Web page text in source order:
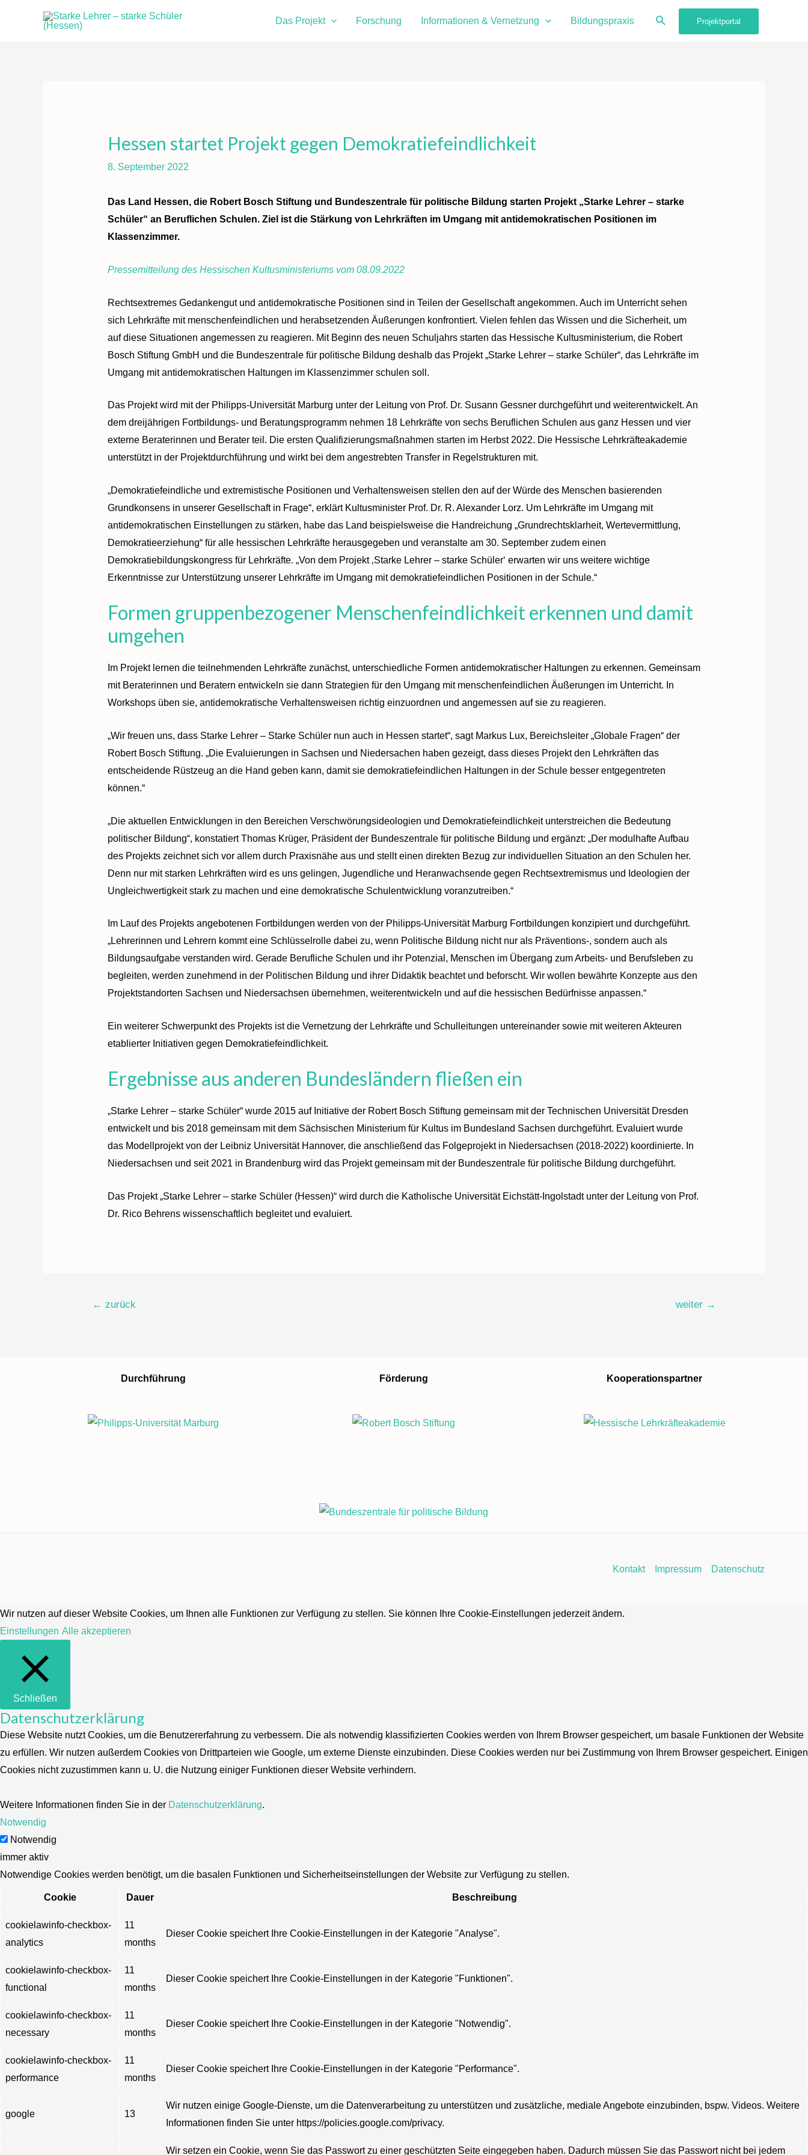
Das Projekt Forschung Informationen & Vernetzung Bildungspraxis Suche Projektportal
Hessen startet Projekt gegen Demokratiefeindlichkeit
8. September 2022
Das Land Hessen, die Robert Bosch Stiftung und Bundeszentrale für politische Bildung starten Projekt „Starke Lehrer – starke
Schüler“ an Beruflichen Schulen. Ziel ist die Stärkung von Lehrkräften im Umgang mit antidemokratischen Positionen im
Klassenzimmer.
Pressemitteilung des Hessischen Kultusministeriums vom 08.09.2022
Rechtsextremes Gedankengut und antidemokratische Positionen sind in Teilen der Gesellschaft angekommen. Auch im Unterricht sehen
sich Lehrkräfte mit menschenfeindlichen und herabsetzenden Äußerungen konfrontiert. Vielen fehlen das Wissen und die Sicherheit, um
auf diese Situationen angemessen zu reagieren. Mit Beginn des neuen Schuljahrs starten das Hessische Kultusministerium, die Robert
Bosch Stiftung GmbH und die Bundeszentrale für politische Bildung deshalb das Projekt „Starke Lehrer – starke Schüler“, das Lehrkräfte im
Umgang mit antidemokratischen Haltungen im Klassenzimmer schulen soll.
Das Projekt wird mit der Philipps-Universität Marburg unter der Leitung von Prof. Dr. Susann Gessner durchgeführt und weiterentwickelt. An
dem dreijährigen Fortbildungs- und Beratungsprogramm nehmen 18 Lehrkräfte von sechs Beruflichen Schulen aus ganz Hessen und vier
externe Beraterinnen und Berater teil. Die ersten Qualifizierungsmaßnahmen starten im Herbst 2022. Die Hessische Lehrkräfteakademie
unterstützt in der Projektdurchführung und wirkt bei dem angestrebten Transfer in Regelstrukturen mit.
„Demokratiefeindliche und extremistische Positionen und Verhaltensweisen stellen den auf der Würde des Menschen basierenden
Grundkonsens in unserer Gesellschaft in Frage“, erklärt Kultusminister Prof. Dr. R. Alexander Lorz. Um Lehrkräfte im Umgang mit
antidemokratischen Einstellungen zu stärken, habe das Land beispielsweise die Handreichung „Grundrechtsklarheit, Wertevermittlung,
Demokratieerziehung“ für alle hessischen Lehrkräfte herausgegeben und veranstalte am 30. September zudem einen
Demokratiebildungskongress für Lehrkräfte. „Von dem Projekt ‚Starke Lehrer – starke Schüler‘ erwarten wir uns weitere wichtige
Erkenntnisse zur Unterstützung unserer Lehrkräfte im Umgang mit demokratiefeindlichen Positionen in der Schule.“
Formen gruppenbezogener Menschenfeindlichkeit erkennen und damit
umgehen
Im Projekt lernen die teilnehmenden Lehrkräfte zunächst, unterschiedliche Formen antidemokratischer Haltungen zu erkennen. Gemeinsam
mit Beraterinnen und Beratern entwickeln sie dann Strategien für den Umgang mit menschenfeindlichen Äußerungen im Unterricht. In
Workshops üben sie, antidemokratische Verhaltensweisen richtig einzuordnen und angemessen auf sie zu reagieren.
„Wir freuen uns, dass Starke Lehrer – Starke Schüler nun auch in Hessen startet“, sagt Markus Lux, Bereichsleiter „Globale Fragen“ der
Robert Bosch Stiftung. „Die Evaluierungen in Sachsen und Niedersachen haben gezeigt, dass dieses Projekt den Lehrkräften das
entscheidende Rüstzeug an die Hand geben kann, damit sie demokratiefeindlichen Haltungen in der Schule besser entgegentreten
können.“
„Die aktuellen Entwicklungen in den Bereichen Verschwörungsideologien und Demokratiefeindlichkeit unterstreichen die Bedeutung
politischer Bildung“, konstatiert Thomas Krüger, Präsident der Bundeszentrale für politische Bildung und ergänzt: „Der modulhafte Aufbau
des Projekts zeichnet sich vor allem durch Praxisnähe aus und stellt einen direkten Bezug zur individuellen Situation an den Schulen her.
Denn nur mit starken Lehrkräften wird es uns gelingen, Jugendliche und Heranwachsende gegen Rechtsextremismus und Ideologien der
Ungleichwertigkeit stark zu machen und eine demokratische Schulentwicklung voranzutreiben.“
Im Lauf des Projekts angebotenen Fortbildungen werden von der Philipps-Universität Marburg Fortbildungen konzipiert und durchgeführt.
„Lehrerinnen und Lehrern kommt eine Schlüsselrolle dabei zu, wenn Politische Bildung nicht nur als Präventions-, sondern auch als
Bildungsaufgabe verstanden wird. Gerade Berufliche Schulen und ihr Potenzial, Menschen im Übergang zum Arbeits- und Berufsleben zu
begleiten, werden zunehmend in der Politischen Bildung und ihrer Didaktik beachtet und beforscht. Wir wollen bewährte Konzepte aus den
Projektstandorten Sachsen und Niedersachsen übernehmen, weiterentwickeln und auf die hessischen Bedürfnisse anpassen.“
Ein weiterer Schwerpunkt des Projekts ist die Vernetzung der Lehrkräfte und Schulleitungen untereinander sowie mit weiteren Akteuren
etablierter Initiativen gegen Demokratiefeindlichkeit.
Ergebnisse aus anderen Bundesländern fließen ein
„Starke Lehrer – starke Schüler“ wurde 2015 auf Initiative der Robert Bosch Stiftung gemeinsam mit der Technischen Universität Dresden
entwickelt und bis 2018 gemeinsam mit dem Sächsischen Ministerium für Kultus im Bundesland Sachsen durchgeführt. Evaluiert wurde
das Modellprojekt von der Leibniz Universität Hannover, die anschließend das Folgeprojekt in Niedersachsen (2018-2022) koordinierte. In
Niedersachsen und seit 2021 in Brandenburg wird das Projekt gemeinsam mit der Bundeszentrale für politische Bildung durchgeführt.
Das Projekt „Starke Lehrer – starke Schüler (Hessen)“ wird durch die Katholische Universität Eichstätt-Ingolstadt unter der Leitung von Prof.
Dr. Rico Behrens wissenschaftlich begleitet und evaluiert.
Beitragsnavigation
← zurück weiter →
Durchführung Förderung Kooperationspartner
Kontakt Impressum Datenschutz
Wir nutzen auf dieser Website Cookies, um Ihnen alle Funktionen zur Verfügung zu stellen. Sie können Ihre Cookie-Einstellungen jederzeit ändern.
Einstellungen Alle akzeptieren
Schließen
Datenschutzerklärung
Diese Website nutzt Cookies, um die Benutzererfahrung zu verbessern. Die als notwendig klassifizierten Cookies werden von Ihrem Browser gespeichert, um basale Funktionen der Website
zu erfüllen. Wir nutzen außerdem Cookies von Drittparteien wie Google, um externe Dienste einzubinden. Diese Cookies werden nur bei Zustimmung von Ihrem Browser gespeichert. Einigen
Cookies nicht zuzustimmen kann u. U. die Nutzung einiger Funktionen dieser Website verhindern.
Weitere Informationen finden Sie in der Datenschutzerklärung.
Notwendig
Notwendig
immer aktiv
Notwendige Cookies werden benötigt, um die basalen Funktionen und Sicherheitseinstellungen der Website zur Verfügung zu stellen.
Cookie Dauer Beschreibung
cookielawinfo-checkbox-
analytics
11
months
Dieser Cookie speichert Ihre Cookie-Einstellungen in der Kategorie "Analyse".
cookielawinfo-checkbox-
functional
11
months
Dieser Cookie speichert Ihre Cookie-Einstellungen in der Kategorie "Funktionen".
cookielawinfo-checkbox-
necessary
11
months
Dieser Cookie speichert Ihre Cookie-Einstellungen in der Kategorie "Notwendig".
cookielawinfo-checkbox-
performance
11
months
Dieser Cookie speichert Ihre Cookie-Einstellungen in der Kategorie "Performance".
google 13
Wir nutzen einige Google-Dienste, um die Datenverarbeitung zu unterstützen und zusätzliche, mediale Angebote einzubinden, bspw. Videos. Weitere
Informationen finden Sie unter https://policies.google.com/privacy.
Wir setzen ein Cookie, wenn Sie das Passwort zu einer geschützten Seite eingegeben haben. Dadurch müssen Sie das Passwort nicht bei jedem